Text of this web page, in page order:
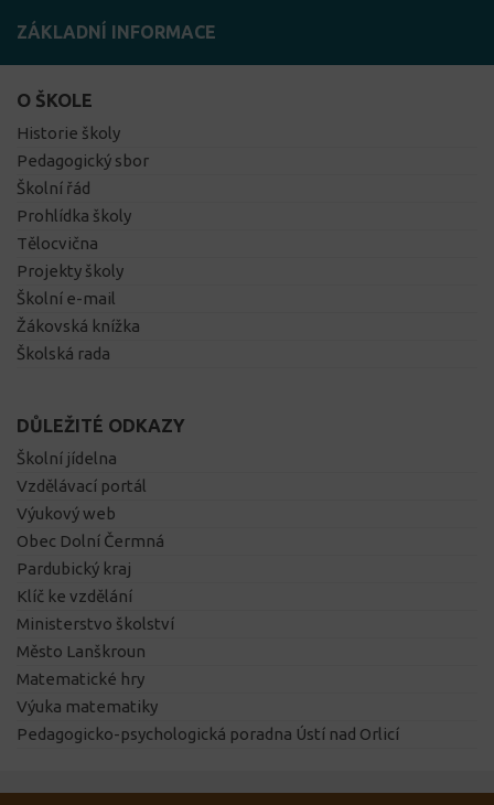
ZÁKLADNÍ INFORMACE
O ŠKOLE
Historie školy
Pedagogický sbor
Školní řád
Prohlídka školy
Tělocvična
Projekty školy
Školní e-mail
Žákovská knížka
Školská rada
DŮLEŽITÉ ODKAZY
Školní jídelna
Vzdělávací portál
Výukový web
Obec Dolní Čermná
Pardubický kraj
Klíč ke vzdělání
Ministerstvo školství
Město Lanškroun
Matematické hry
Výuka matematiky
Pedagogicko-psychologická poradna Ústí nad Orlicí